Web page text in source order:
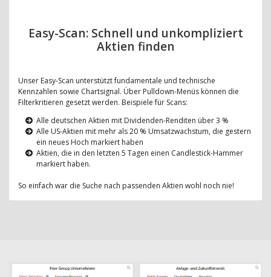
Easy-Scan: Schnell und unkompliziert
Aktien finden
Unser Easy-Scan unterstützt fundamentale und technische
Kennzahlen sowie Chartsignal. Über Pulldown-Menüs können die
Filterkritieren gesetzt werden. Beispiele für Scans:
Alle deutschen Aktien mit Dividenden-Renditen über 3 %
Alle US-Aktien mit mehr als 20 % Umsatzwachstum, die gestern
ein neues Hoch markiert haben
Aktien, die in den letzten 5 Tagen einen Candlestick-Hammer
markiert haben.
So einfach war die Suche nach passenden Aktien wohl noch nie!